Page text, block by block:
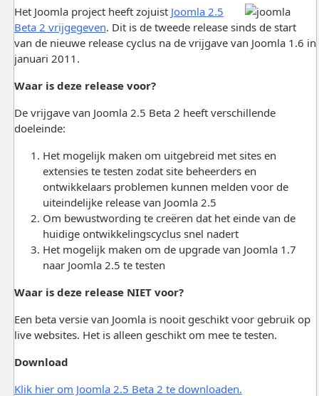
Het Joomla project heeft zojuist Joomla 2.5
Beta 2 vrijgegeven. Dit is de tweede release sinds de start
van de nieuwe release cyclus na de vrijgave van Joomla 1.6 in
januari 2011.
Waar is deze release voor?
De vrijgave van Joomla 2.5 Beta 2 heeft verschillende
doeleinde:
Het mogelijk maken om uitgebreid met sites en
extensies te testen zodat site beheerders en
ontwikkelaars problemen kunnen melden voor de
uiteindelijke release van Joomla 2.5
Om bewustwording te creëren dat het einde van de
huidige ontwikkelingscyclus snel nadert
Het mogelijk maken om de upgrade van Joomla 1.7
naar Joomla 2.5 te testen
Waar is deze release NIET voor?
Een beta versie van Joomla is nooit geschikt voor gebruik op
live websites. Het is alleen geschikt om mee te testen.
Download
Klik hier om Joomla 2.5 Beta 2 te downloaden.